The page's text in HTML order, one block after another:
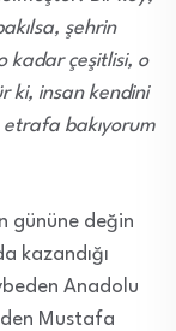
şehrin
kadar çeşitlisi, o
ki, insan kendini
etrafa bakıyorum
gününe değin
kazandığı
Anadolu
Mustafa